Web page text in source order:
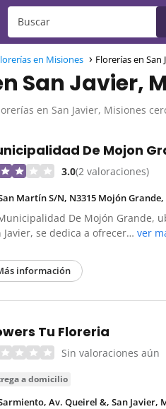
en Misiones Florerías en San
San Javier,
en San Javier, Misiones
De Mojon
3.0(2 valoraciones)
Martín S/N, N3315 Mojón
De Mojón Grande,
Javier, se dedica a ofrecer…ver
información
Tu Floreria
Sin valoraciones aún
a domicilio
Av. Queirel &, San Javier,